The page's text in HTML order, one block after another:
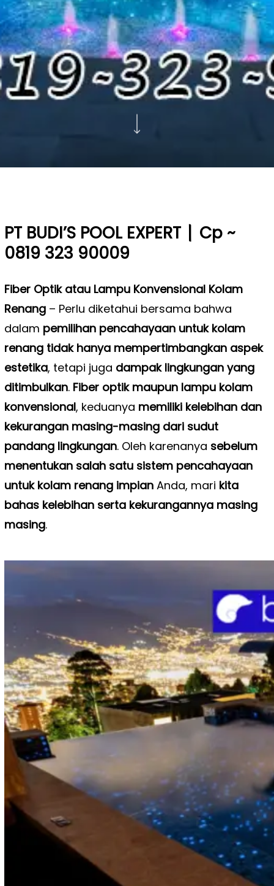
PT BUDI’S POOL EXPERT| Cp ~
0819 323 90009
Fiber Optik atau Lampu Konvensional Kolam
Renang– Perlu diketahui bersama bahwa
dalam pemilihan pencahayaan untuk kolam
renang tidak hanya mempertimbangkan aspek
estetika, tetapi juga dampak lingkungan yang
ditimbulkan. Fiber optik maupun lampu kolam
konvensional, keduanya memiliki kelebihan dan
kekurangan masing-masing dari sudut
pandang lingkungan. Oleh karenanya sebelum
menentukan salah satu sistem pencahayaan
untuk kolam renang impianAnda, mari kita
bahas kelebihan serta kekurangannya masing
masing.